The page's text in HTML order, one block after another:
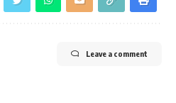
Leave a comment